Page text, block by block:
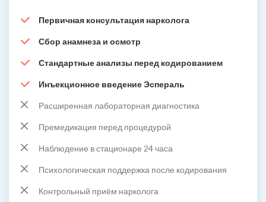
Первичная консультация нарколога
Сбор анамнеза и осмотр
Стандартные анализы перед кодированием
Инъекционное введение Эспераль
Расширенная лабораторная диагностика
Премедикация перед процедурой
Наблюдение в стационаре 24 часа
Психологическая поддержка после кодирования
Контрольный приём нарколога